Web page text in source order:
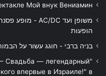
Мой внук Вениамин
הופעות
בניה ברבי - חוגג עשור על הבמות! 2026 - כרטיסים ולוח
Свадьба — легендарный
впервые в Израиле!" в